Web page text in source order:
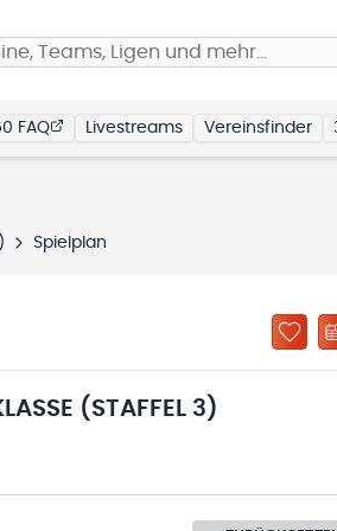
Teams, Ligen und mehr…
FAQ Livestreams Vereinsfinder
Spielplan
(STAFFEL 3)